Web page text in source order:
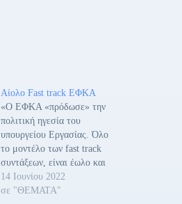
Αίολο Fast track ΕΦΚΑ
«Ο ΕΦΚΑ «πρόδωσε» την
πολιτική ηγεσία του
υπουργείου Εργασίας. Όλο
το μοντέλο των fast track
συντάξεων, είναι έωλο και
εάν εφαρμοστεί, θα επιφέρει
τεράστια προβλήματα στον
14 Ιουνίου 2022
σε "ΘΕΜΑΤΑ"